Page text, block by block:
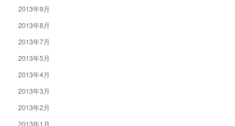
2013年9月
2013年8月
2013年7月
2013年5月
2013年4月
2013年3月
2013年2月
2013年1月